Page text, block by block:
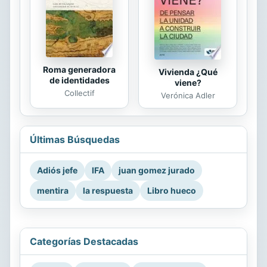
Roma generadora
de identidades
Collectif
Vivienda ¿Qué
viene?
Verónica Adler
Últimas Búsquedas
Adiós jefe IFA
juan gomez jurado
mentira
la respuesta Libro hueco
Categorías Destacadas